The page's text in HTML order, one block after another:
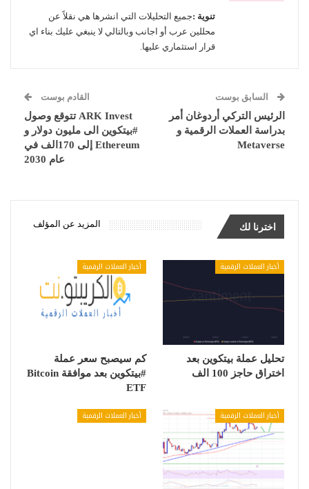
تنوية :جميع التحليلات التي انشرها هي نقلاً عن
محللين عرب أو اجانب وبالتالي لا ينبغي عليك بناء اي
قرار استثماري عليها.
السابق بوست
الرئيس التركي أردوغان أمر
بدراسة العملات الرقمية و
Metaverse
القادم بوست
ARK Invest تتوقع وصول
#بيتكوين الى مليون دولار و
Ethereum إلى 170الف في
عام 2030
اخترنا لك المزيد عن المؤلف
أخبار العملات الرقمية
تحليل عملة بيتكوين بعد
اختراق حاجز 100 الف
أخبار العملات الرقمية
كم سيصبح سعر عملة
#بيتكوين بعد موافقة Bitcoin
ETF
أخبار العملات الرقمية أخبار العملات الرقمية